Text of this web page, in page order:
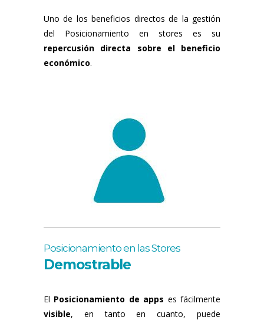
Uno de los beneficios directos de la gestión
del Posicionamiento en stores es su
repercusión directa sobre el beneficio
económico.
Posicionamiento en las Stores
Demostrable
El Posicionamiento de apps es fácilmente
visible, en tanto en cuanto, puede